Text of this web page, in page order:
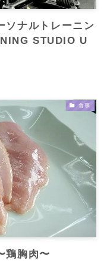
ソナルトレーニン
STUDIO U
食事
鶏胸肉〜